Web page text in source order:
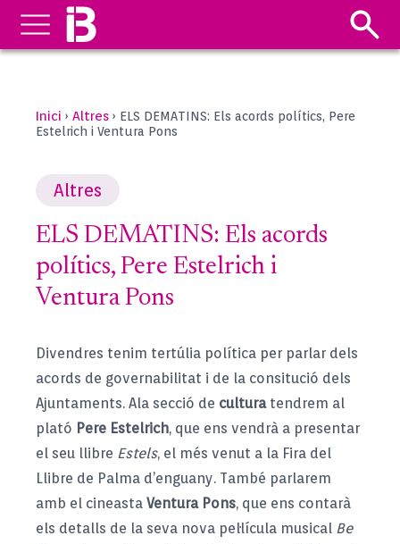
Inici › Altres › ELS DEMATINS: Els acords polítics, Pere
Estelrich i Ventura Pons
Altres
ELS DEMATINS: Els acords
polítics, Pere Estelrich i
Ventura Pons
Divendres tenim tertúlia política per parlar dels
acords de governabilitat i de la consitució dels
Ajuntaments. Ala secció de cultura tendrem al
plató Pere Estelrich, que ens vendrà a presentar
el seu llibre Estels, el més venut a la Fira del
Llibre de Palma d’enguany. També parlarem
amb el cineasta Ventura Pons, que ens contarà
els detalls de la seva nova pel·lícula musical Be